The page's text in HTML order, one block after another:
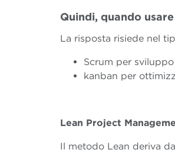
Quindi, quando
La risposta risiede nel
Scrum per
kanban per
Lean Project
Il metodo Lean deriva